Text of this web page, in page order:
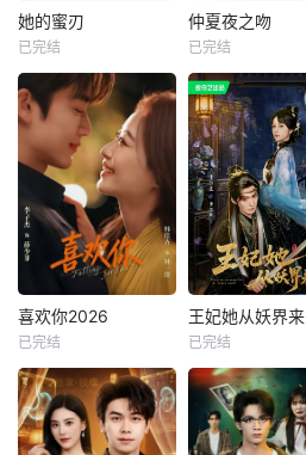
她的蜜刃
已完结
仲夏夜之吻
已完结
喜欢你2026
已完结
王妃她从妖界来
已完结